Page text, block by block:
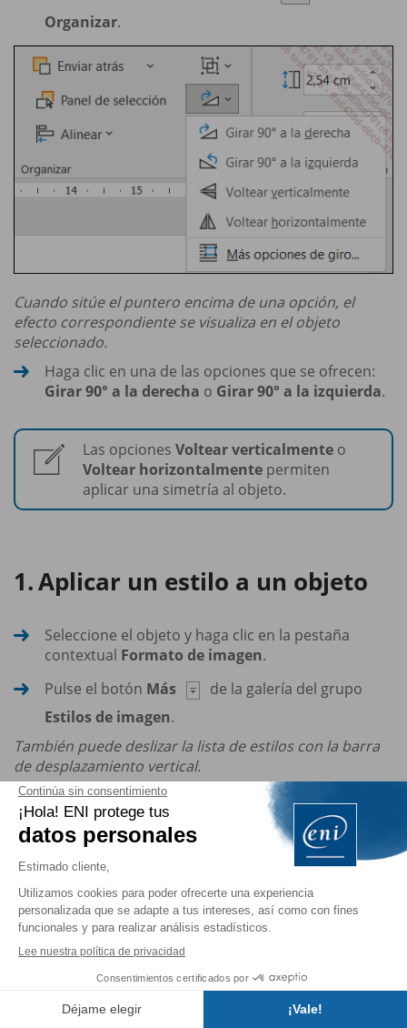
Organizar.
Cuando sitúe el puntero encima de una opción, el
efecto correspondiente se visualiza en el objeto
seleccionado.
Haga clic en una de las opciones que se ofrecen:
Girar 90° a la derecha o Girar 90° a la izquierda.
Las opciones Voltear verticalmente o
Voltear horizontalmente permiten
aplicar una simetría al objeto.
Aplicar un estilo a un objeto
Seleccione el objeto y haga clic en la pestaña
contextual Formato de imagen.
Pulse el botón Más
de la galería del grupo
Estilos de imagen.
También puede deslizar la lista de estilos con la barra
de desplazamiento vertical.
Sitúe, eventualmente, el puntero en los distintos
estilos que se ofrecen para visualizar los efectos
correspondientes en el o los objetos
Cuando tenga la elección, haga clic en el estilo que
desea aplicar.
También puede hacer clic con el botón
secundario del ratón en el objeto en
cuestión, hacer clic en el botónEstilo
luego en el estilo que desea aplicar.